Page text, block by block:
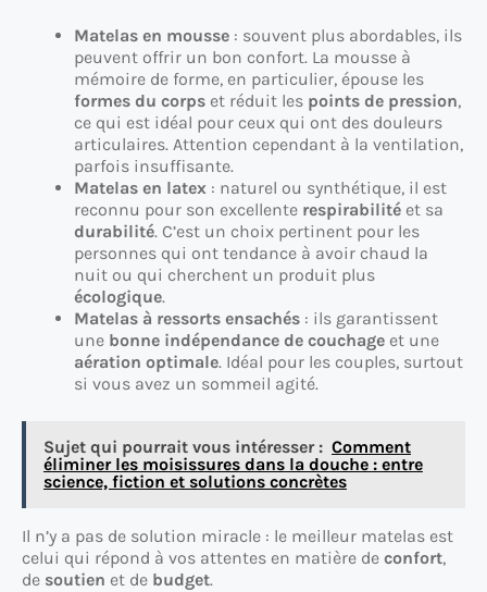
Matelas en mousse : souvent plus abordables, ils
peuvent offrir un bon confort. La mousse à
mémoire de forme, en particulier, épouse les
formes du corps et réduit les points de pression,
ce qui est idéal pour ceux qui ont des douleurs
articulaires. Attention cependant à la ventilation,
parfois insuffisante.
Matelas en latex : naturel ou synthétique, il est
reconnu pour son excellente respirabilité et sa
durabilité. C’est un choix pertinent pour les
personnes qui ont tendance à avoir chaud la
nuit ou qui cherchent un produit plus
écologique.
Matelas à ressorts ensachés : ils garantissent
une bonne indépendance de couchage et une
aération optimale. Idéal pour les couples, surtout
si vous avez un sommeil agité.
Sujet qui pourrait vous intéresser : Comment
éliminer les moisissures dans la douche : entre
science, fiction et solutions concrètes
Il n’y a pas de solution miracle : le meilleur matelas est
celui qui répond à vos attentes en matière de confort,
de soutien et de budget.